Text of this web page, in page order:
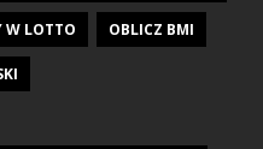
W LOTTO OBLICZ BMI